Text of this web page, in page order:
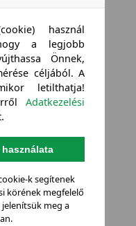
használ
a legjobb
Önnek,
céljából. A
letilthatja!
Adatkezelési
k segítenek
körének megfelelő
meg a